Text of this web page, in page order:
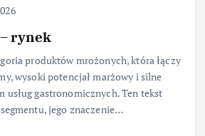
rynek
produktów mrożonych, która łączy
wysoki potencjał marżowy i silne
usług gastronomicznych. Ten tekst
jego znaczenie…